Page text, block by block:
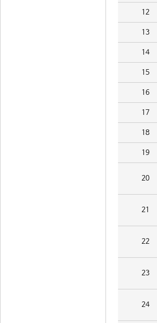
12
13
14
15
16
17
18
19
20
21
22
23
24